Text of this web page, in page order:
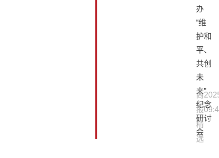
办
“维
护和
平、
共创
未
来”
纪念
研讨
会
商
报
精
选